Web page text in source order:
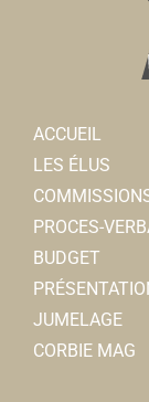
ACCUEIL
LES ÉLUS
PROCES-
BUDGET
JUMELAGE
CORBIE MAG